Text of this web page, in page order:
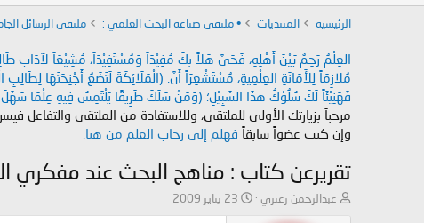
الرئيسية المنتديات • ملتقى صناعة البحث العلمي : ملتقى الرسائل
العِلْمُ رَحِمٌ بَيْنَ أَهْلِهِ، فَحَيَّ هَلاً بِكَ مُفِيْدَاً وَمُسْتَفِيْدَاً، مُشِيْعَاً لآدَابِ
مُلازِمَاً لِلأَمَانَةِ العِلْمِيةِ، مُسْتَشْعِرَاً أَنَّ: (الْمَلَائِكَةَ لَتَضَعُ أَجْنِحَتَهَا
فَهَنِيْئَاً لَكَ سُلُوْكُ هَذَا السَّبِيْلِ؛ (وَمَنْ سَلَكَ طَرِيقًا يَلْتَمِسُ فِيهِ عِلْمًا سَهَّلَ
مرحباً بزيارتك الأولى للملتقى، وللاستفادة من الملتقى والتفاعل
وإن كنت عضواً سابقاً فهلم إلى رحاب العلم من هنا.
تقريرعن كتاب : مناهج البحث عند مفكري
بعبدالرحمن زعتري
ت23 يناير 2009